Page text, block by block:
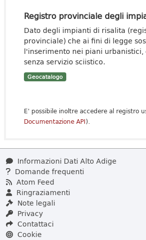
Registro provinciale degli
Dato degli impianti di risalita
provinciale) che ai fini di legge
l'inserimento nei piani urbanistici,
senza servizio sciistico.
Geocatalogo
E' possibile inoltre accedere al registro
Documentazione API).
Informazioni Dati Alto Adige
Domande frequenti
Atom Feed
Ringraziamenti
Note legali
Privacy
Contattaci
Cookie